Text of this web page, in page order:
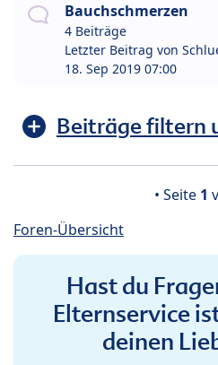
Bauchschmerzen
4 Beiträge
Letzter Beitrag von
18. Sep 2019 07:00
Beiträge filtern
• Seite 1
Foren-Übersicht
Hast du
Elternservice
deinen